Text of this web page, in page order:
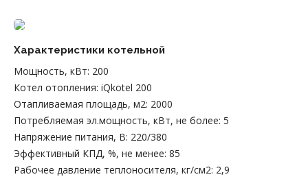
Характеристики котельной
Мощность, кВт: 200
Котел отопления: iQkotel 200
Отапливаемая площадь, м2: 2000
Потребляемая эл.мощность, кВт, не более: 5
Напряжение питания, В: 220/380
Эффективный КПД, %, не менее: 85
Рабочее давление теплоносителя, кг/см2: 2,9